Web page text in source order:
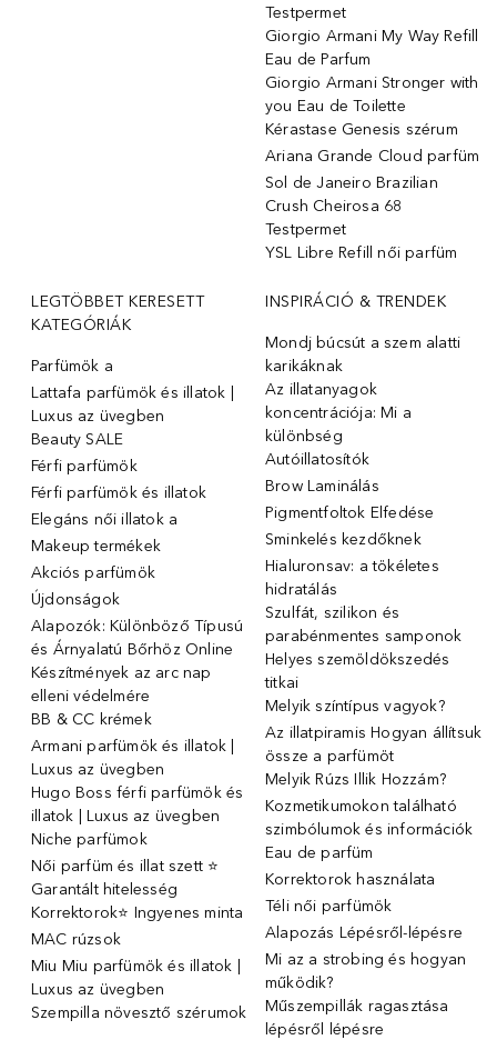
Testpermet
Giorgio Armani My Way Refill
Eau de Parfum
Giorgio Armani Stronger with
you Eau de Toilette
Kérastase Genesis szérum
Ariana Grande Cloud parfüm
Sol de Janeiro Brazilian
Crush Cheirosa 68
Testpermet
YSL Libre Refill női parfüm
LEGTÖBBET KERESETT
KATEGÓRIÁK
Parfümök ️a
Lattafa parfümök és illatok |
Luxus az üvegben
Beauty SALE
Férfi parfümök
Férfi parfümök és illatok
Elegáns női illatok ️a
Makeup termékek
Akciós parfümök
Újdonságok
Alapozók: Különböző Típusú
és Árnyalatú Bőrhöz Online
Készítmények az arc nap
elleni védelmére
BB & CC krémek
Armani parfümök és illatok |
Luxus az üvegben
Hugo Boss férfi parfümök és
illatok | Luxus az üvegben
Niche parfümok
Női parfüm és illat szett ⭐
Garantált hitelesség
Korrektorok⭐ Ingyenes minta
MAC rúzsok
Miu Miu parfümök és illatok |
Luxus az üvegben
Szempilla növesztő szérumok
INSPIRÁCIÓ & TRENDEK
Mondj búcsút a szem alatti
karikáknak
Az illatanyagok
koncentrációja: Mi a
különbség
Autóillatosítók
Brow Laminálás
Pigmentfoltok Elfedése
Sminkelés kezdőknek
Hialuronsav: a tökéletes
hidratálás
Szulfát, szilikon és
parabénmentes samponok
Helyes szemöldökszedés
titkai
Melyik színtípus vagyok?
Az illatpiramis Hogyan állítsuk
össze a parfümöt
Melyik Rúzs Illik Hozzám?
Kozmetikumokon található
szimbólumok és információk
Eau de parfüm
Korrektorok használata
Téli női parfümök
Alapozás Lépésről-lépésre
Mi az a strobing és hogyan
működik?
Műszempillák ragasztása
lépésről lépésre